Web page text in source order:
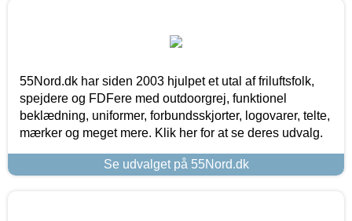
55Nord.dk har siden 2003 hjulpet et utal af friluftsfolk,
spejdere og FDFere med outdoorgrej, funktionel
beklædning, uniformer, forbundsskjorter, logovarer, telte,
mærker og meget mere. Klik her for at se deres udvalg.
Se udvalget på 55Nord.dk